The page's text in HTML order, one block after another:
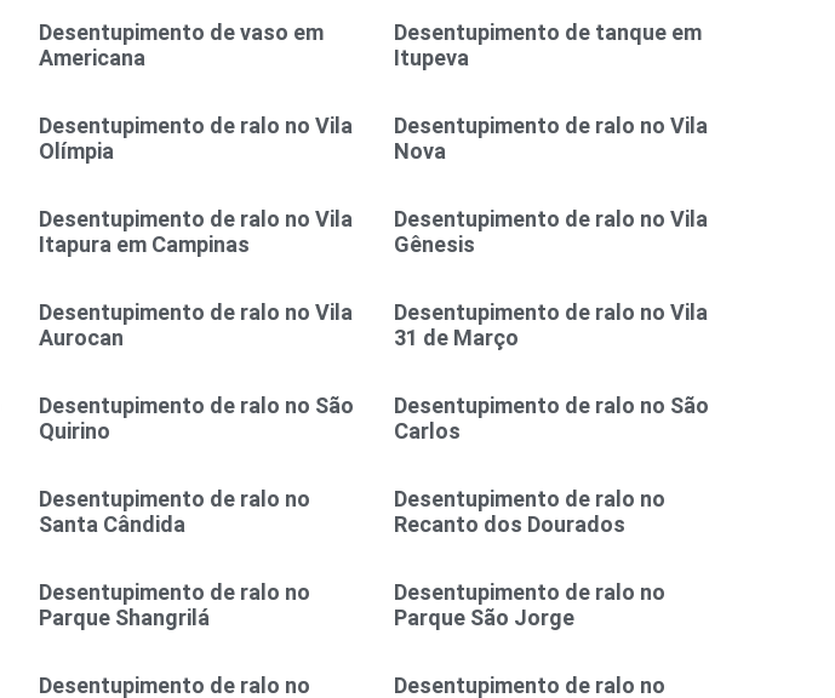
Desentupimento de vaso em
Americana
Desentupimento de tanque em
Itupeva
Desentupimento de ralo no Vila
Olímpia
Desentupimento de ralo no Vila
Nova
Desentupimento de ralo no Vila
Itapura em Campinas
Desentupimento de ralo no Vila
Gênesis
Desentupimento de ralo no Vila
Aurocan
Desentupimento de ralo no Vila
31 de Março
Desentupimento de ralo no São
Quirino
Desentupimento de ralo no São
Carlos
Desentupimento de ralo no
Santa Cândida
Desentupimento de ralo no
Recanto dos Dourados
Desentupimento de ralo no
Parque Shangrilá
Desentupimento de ralo no
Parque São Jorge
Desentupimento de ralo no
Desentupimento de ralo no